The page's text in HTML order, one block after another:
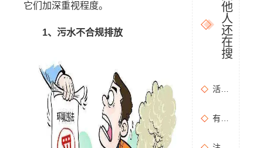
它们加深重视程度。
1、污水不合规排放
他
人
还
在
搜